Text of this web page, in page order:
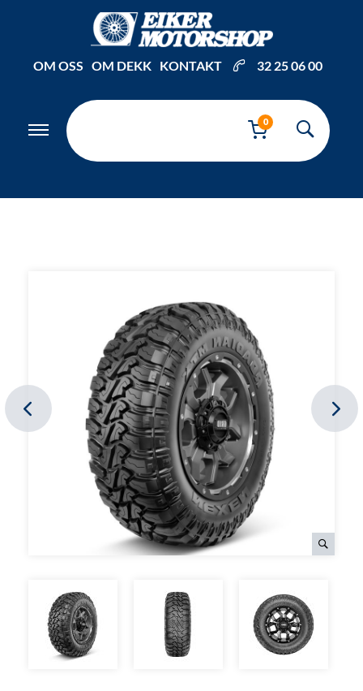
OM OSS OM DEKK KONTAKT 32 25 06 00
0